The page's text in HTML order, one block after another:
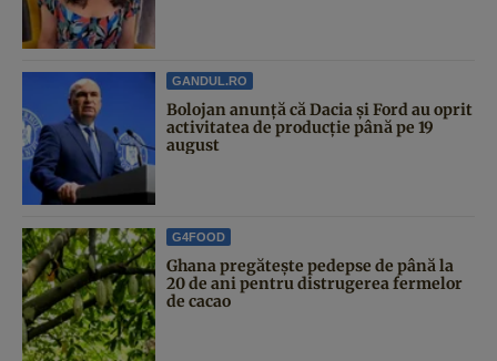
GANDUL.RO
Bolojan anunță că Dacia și Ford au oprit
activitatea de producție până pe 19
august
G4FOOD
Ghana pregătește pedepse de până la
20 de ani pentru distrugerea fermelor
de cacao